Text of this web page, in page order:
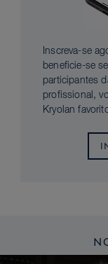
Inscreva-se
beneficie-se
participantes
profissional,
Kryolan